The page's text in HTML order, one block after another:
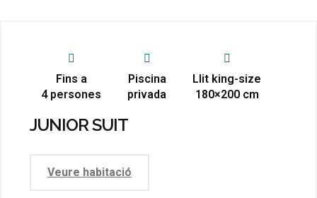
Fins a
4 persones
Piscina
privada
Llit king-size
180×200 cm
JUNIOR SUIT
Veure habitació